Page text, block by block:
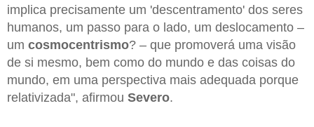
implica precisamente um 'descentramento' dos seres
humanos, um passo para o lado, um deslocamento –
um cosmocentrismo? – que promoverá uma visão
de si mesmo, bem como do mundo e das coisas do
mundo, em uma perspectiva mais adequada porque
relativizada", afirmou Severo.